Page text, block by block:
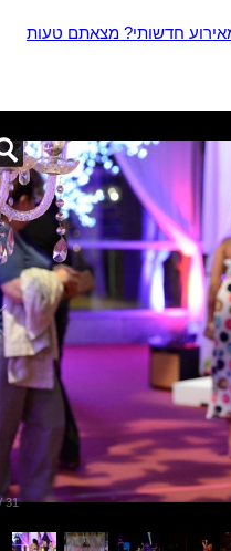
חדשותי? מצאתם טעות